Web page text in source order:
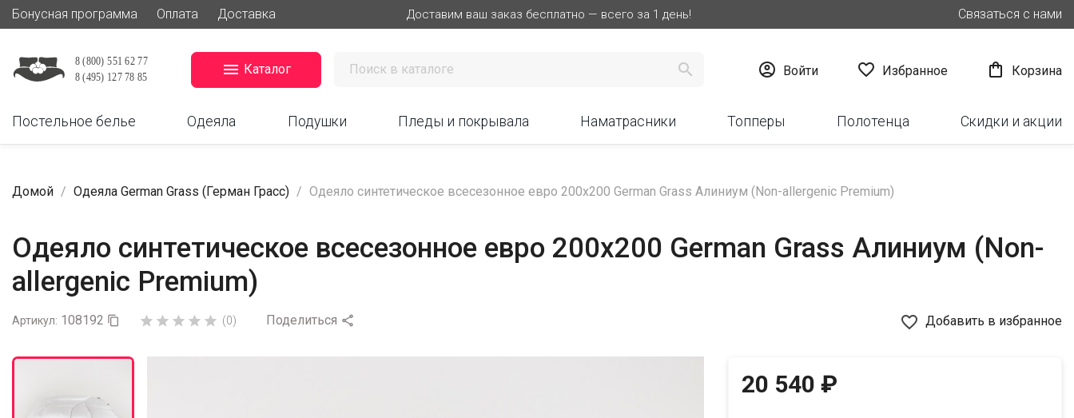
Бонусная программа Оплата Доставка Доставим ваш заказ бесплатно — всего за 1 день! Связаться с нами
 Каталог   Войти  Избранное  Корзина
Постельное белье Одеяла Подушки Пледы и покрывала Наматрасники Топперы Полотенца Скидки и акции
Домой Одеяла German Grass (Герман Грасс) Одеяло синтетическое всесезонное евро 200х200 German Grass Алиниум (Non-allergenic Premium)
Одеяло синтетическое всесезонное евро 200х200 German Grass Алиниум (Non-
allergenic Premium)
Артикул: 108192       (0) Поделиться  favorite_border Добавить в избранное
20 540 ₽